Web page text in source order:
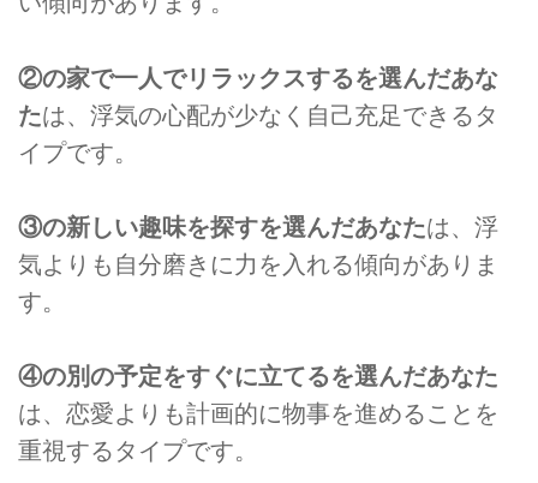
②の家で一人でリラックスするを選んだあな
たは、浮気の心配が少なく自己充足できるタ
イプです。
③の新しい趣味を探すを選んだあなたは、浮
気よりも自分磨きに力を入れる傾向がありま
す。
④の別の予定をすぐに立てるを選んだあなた
は、恋愛よりも計画的に物事を進めることを
重視するタイプです。